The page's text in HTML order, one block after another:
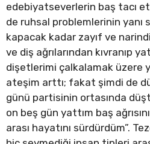
edebiyatseverlerin baş tacı
de ruhsal problemlerinin yanı
kapacak kadar zayıf ve
ve diş ağrılarından kıvranıp
dişetlerimi çalkalamak üzere
ateşim arttı; fakat şimdi de
günü partisinin ortasında
on beş gün yattım baş
arası hayatını sürdürdüm”.